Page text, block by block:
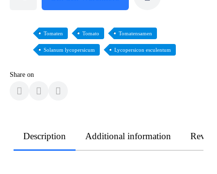
Tomaten Tomato Tomatensamen
Solanum lycopersicum Lycopersicon esculentum
Share on
Description Additional information